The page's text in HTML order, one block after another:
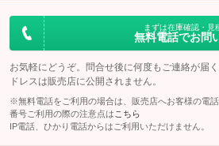
まずは在庫確認・見
無料電話でお問
お気軽にどうぞ。問合せ後に何度もご連絡が届
ドレスは販売店に公開されません。
※無料電話をご利用の場合は、販売店へお客様の電
番号ご利用の際の注意点は こちら
IP電話、ひかり電話からはご利用いただけません。